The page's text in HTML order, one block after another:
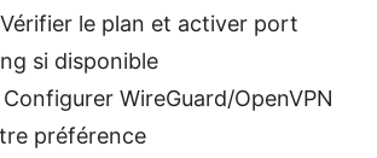
le plan et activer port
si disponible
WireGuard/OpenVPN
préférence